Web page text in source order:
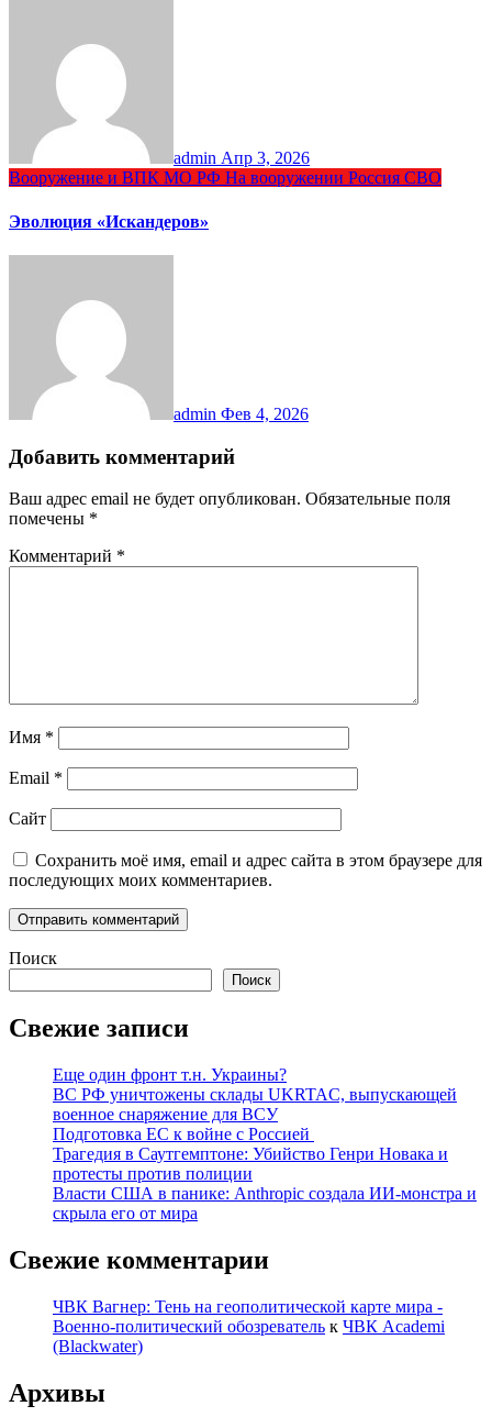
admin Апр 3, 2026
Вооружение и ВПК МО РФ На вооружении Россия СВО
Эволюция «Искандеров»
admin Фев 4, 2026
Добавить комментарий
Ваш адрес email не будет опубликован. Обязательные поля
помечены *
Комментарий *
Имя *
Email *
Сайт
Сохранить моё имя, email и адрес сайта в этом браузере для
последующих моих комментариев.
Поиск
Поиск
Свежие записи
Еще один фронт т.н. Украины?
ВС РФ уничтожены склады UKRTAC, выпускающей
военное снаряжение для ВСУ
Подготовка ЕС к войне с Россией
Трагедия в Саутгемптоне: Убийство Генри Новака и
протесты против полиции
Власти США в панике: Anthropic создала ИИ-монстра и
скрыла его от мира
Свежие комментарии
ЧВК Вагнер: Тень на геополитической карте мира -
Военно-политический обозреватель к ЧВК Academi
(Blackwater)
Архивы